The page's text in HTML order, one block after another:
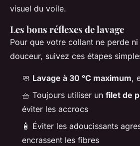
visuel du voile.
Les bons réflexes de lavage
Pour que votre collant ne perde
douceur, suivez ces étapes
🧼 Lavage à 30 °C maximum,
🧺 Toujours utiliser un filet de
éviter les accrocs
🧴 Éviter les adoucissants
encrassent les fibres